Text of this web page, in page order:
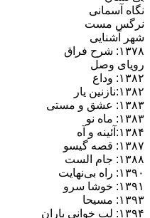
نگاه آسمانی
نرگس مست
شهر آشنایی
۱۳۷۸: شرح فراق
رویای وصل
۱۳۸۲: وداع
۱۳۸۲:نازنین یار
۱۳۸۳: عشق و مستی
۱۳۸۳: ماه نو
۱۳۸۴:آئینه و آه
۱۳۸۷: قصه گیسو
۱۳۸۸: جام الست
۱۳۹۰: راه بی‌نهایت
۱۳۹۱: خوشا سرو
۱۳۹۳: مسیحا
۱۳۹۴: لب خوانی باران